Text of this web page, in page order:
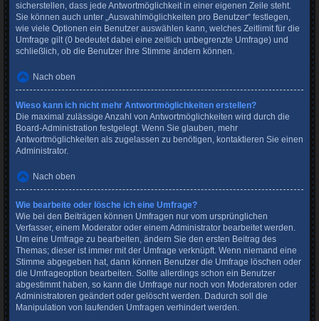
sicherstellen, dass jede Antwortmöglichkeit in einer eigenen Zeile steht.
Sie können auch unter „Auswahlmöglichkeiten pro Benutzer“ festlegen,
wie viele Optionen ein Benutzer auswählen kann, welches Zeitlimit für die
Umfrage gilt (0 bedeutet dabei eine zeitlich unbegrenzte Umfrage) und
schließlich, ob die Benutzer ihre Stimme ändern können.
Nach oben
Wieso kann ich nicht mehr Antwortmöglichkeiten erstellen?
Die maximal zulässige Anzahl von Antwortmöglichkeiten wird durch die
Board-Administration festgelegt. Wenn Sie glauben, mehr
Antwortmöglichkeiten als zugelassen zu benötigen, kontaktieren Sie einen
Administrator.
Nach oben
Wie bearbeite oder lösche ich eine Umfrage?
Wie bei den Beiträgen können Umfragen nur vom ursprünglichen
Verfasser, einem Moderator oder einem Administrator bearbeitet werden.
Um eine Umfrage zu bearbeiten, ändern Sie den ersten Beitrag des
Themas; dieser ist immer mit der Umfrage verknüpft. Wenn niemand eine
Stimme abgegeben hat, dann können Benutzer die Umfrage löschen oder
die Umfrageoption bearbeiten. Sollte allerdings schon ein Benutzer
abgestimmt haben, so kann die Umfrage nur noch von Moderatoren oder
Administratoren geändert oder gelöscht werden. Dadurch soll die
Manipulation von laufenden Umfragen verhindert werden.